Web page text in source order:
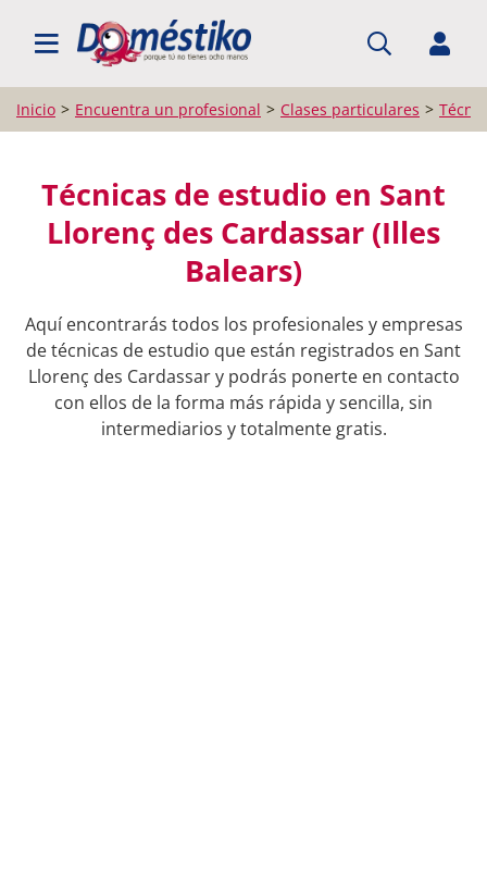
BUSCAR PROFESIONALES
Inicio Encuentra un profesional Clases particulares
Técnicas de estudio en Sant
Llorenç des Cardassar (Illes
Balears)
Aquí encontrarás todos los profesionales y empresas
de técnicas de estudio que están registrados en Sant
Llorenç des Cardassar y podrás ponerte en contacto
con ellos de la forma más rápida y sencilla, sin
intermediarios y totalmente gratis.